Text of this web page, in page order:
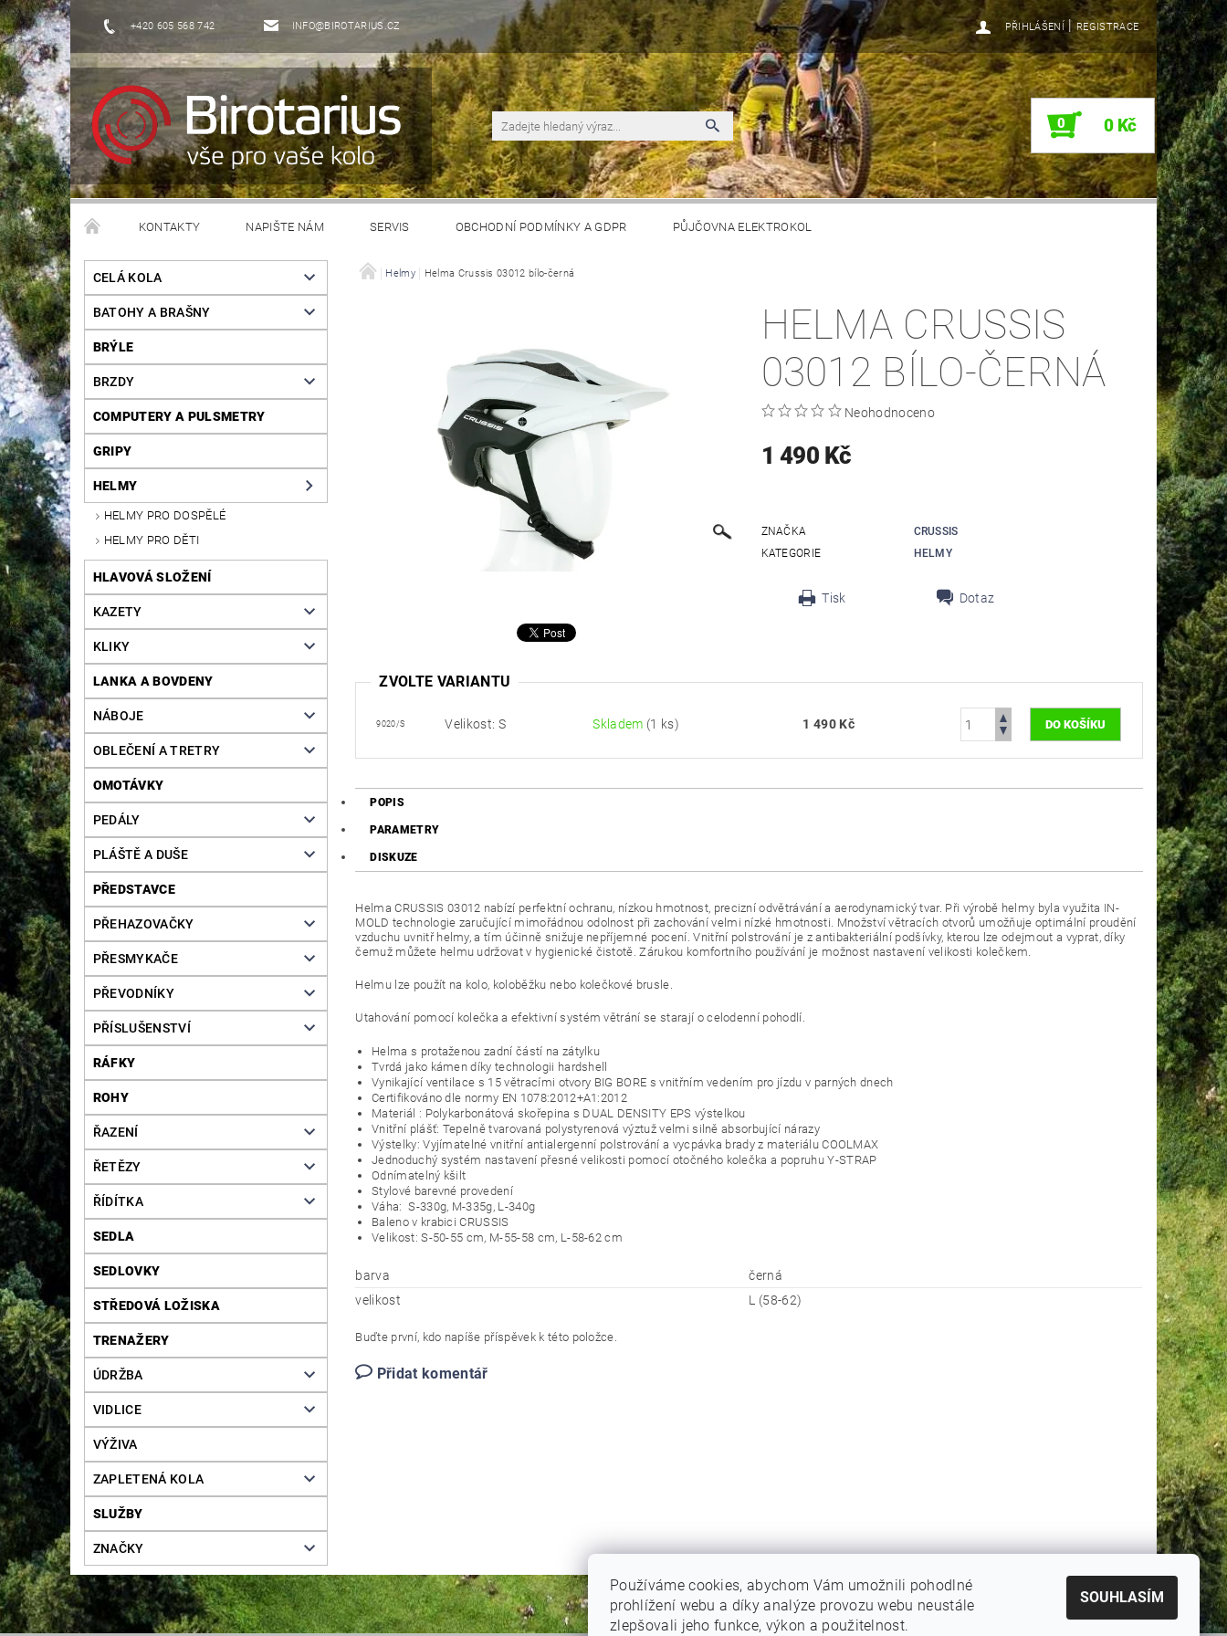
+420 605 568 742 INFO@BIROTARIUS.CZ PŘIHLÁŠENÍ | REGISTRACE
0 0 Kč
KONTAKTY NAPIŠTE NÁM SERVIS OBCHODNÍ PODMÍNKY A GDPR PŮJČOVNA ELEKTROKOL
CELÁ KOLA
BATOHY A BRAŠNY
BRÝLE
BRZDY
COMPUTERY A PULSMETRY
GRIPY
HELMY
HELMY PRO DOSPĚLÉ
HELMY PRO DĚTI
HLAVOVÁ SLOŽENÍ
KAZETY
KLIKY
LANKA A BOVDENY
NÁBOJE
OBLEČENÍ A TRETRY
OMOTÁVKY
PEDÁLY
PLÁŠTĚ A DUŠE
PŘEDSTAVCE
PŘEHAZOVAČKY
PŘESMYKAČE
PŘEVODNÍKY
PŘÍSLUŠENSTVÍ
RÁFKY
ROHY
ŘAZENÍ
ŘETĚZY
ŘÍDÍTKA
SEDLA
SEDLOVKY
STŘEDOVÁ LOŽISKA
TRENAŽERY
ÚDRŽBA
VIDLICE
VÝŽIVA
ZAPLETENÁ KOLA
SLUŽBY
ZNAČKY
Helmy Helma Crussis 03012 bílo-černá
HELMA CRUSSIS
03012 BÍLO-ČERNÁ
Neohodnoceno
1 490 Kč
ZNAČKA
CRUSSIS
KATEGORIE
HELMY
Tisk Dotaz
ZVOLTE VARIANTU
9020/S Velikost: S Skladem (1 ks) 1 490 Kč
POPIS
PARAMETRY
DISKUZE
Helma CRUSSIS 03012 nabízí perfektní ochranu, nízkou hmotnost, precizní odvětrávání a aerodynamický tvar. Při výrobě helmy byla využita IN-
MOLD technologie zaručující mimořádnou odolnost při zachování velmi nízké hmotnosti. Množství větracích otvorů umožňuje optimální proudění
vzduchu uvnitř helmy, a tím účinně snižuje nepříjemné pocení. Vnitřní polstrování je z antibakteriální podšívky, kterou lze odejmout a vyprat, díky
čemuž můžete helmu udržovat v hygienické čistotě. Zárukou komfortního používání je možnost nastavení velikosti kolečkem.
Helmu lze použít na kolo, koloběžku nebo kolečkové brusle.
Utahování pomocí kolečka a efektivní systém větrání se starají o celodenní pohodlí.
Helma s protaženou zadní částí na zátylku
Tvrdá jako kámen díky technologii hardshell
Vynikající ventilace s 15 větracími otvory BIG BORE s vnitřním vedením pro jízdu v parných dnech
Certifikováno dle normy EN 1078:2012+A1:2012
Materiál : Polykarbonátová skořepina s DUAL DENSITY EPS výstelkou
Vnitřní plášť: Tepelně tvarovaná polystyrenová výztuž velmi silně absorbující nárazy
Výstelky: Vyjímatelné vnitřní antialergenní polstrování a vycpávka brady z materiálu COOLMAX
Jednoduchý systém nastavení přesné velikosti pomocí otočného kolečka a popruhu Y-STRAP
Odnímatelný kšilt
Stylové barevné provedení
Váha: S-330g, M-335g, L-340g
Baleno v krabici CRUSSIS
Velikost: S-50-55 cm, M-55-58 cm, L-58-62 cm
barva
černá
velikost
L (58-62)
Buďte první, kdo napíše příspěvek k této položce.
Přidat komentář
Používáme cookies, abychom Vám umožnili pohodlné
prohlížení webu a díky analýze provozu webu neustále
zlepšovali jeho funkce, výkon a použitelnost.
SOUHLASÍM